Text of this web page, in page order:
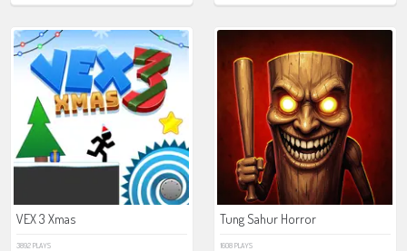
VEX 3 Xmas
3892 PLAYS
Tung Sahur Horror
1608 PLAYS